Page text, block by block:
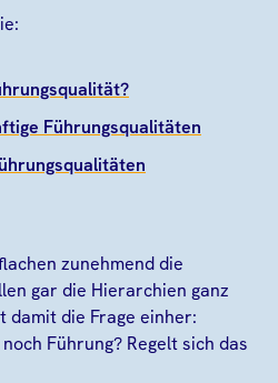
Führungsqualitäten
zunehmend die
gar die Hierarchien ganz
damit die Frage einher:
Führung? Regelt sich das